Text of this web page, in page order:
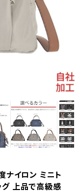
ナイロン ミニト
グ 上品で高級感